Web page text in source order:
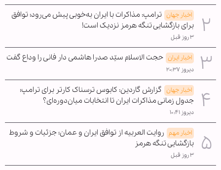
اخبار جهان ترامپ: مذاکرات با ایران به‌خوبی پیش می‌رود؛ توافق
برای بازگشایی تنگه هرمز نزدیک است!
۳ روز قبل
اخبار ایران حجت الاسلام سیّد صدرا هاشمی دار فانی را وداع گفت
دیروز ۲۰:۳۷
اخبار جهان گزارش گاردین: کابوس ترسناک کارتر برای ترامپ؛
جدول زمانی مذاکرات ایران تا انتخابات میان‌دوره‌ای؟
دیروز ۱۰:۴۱
اخبار مهم روایت العربیه از توافق ایران و عمان؛ جزئیات و شروط
بازگشایی تنگه هرمز
۳ روز قبل